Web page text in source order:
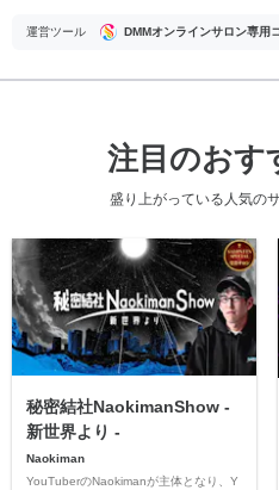
運営ツール DMMオンラインサロン専用
注目のおす
盛り上がっている人気の
秘密結社NaokimanShow -
新世界より -
Naokiman
YouTuberのNaokimanが主体となり、Y